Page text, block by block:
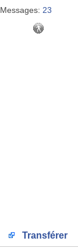
Messages: 23
Transférer